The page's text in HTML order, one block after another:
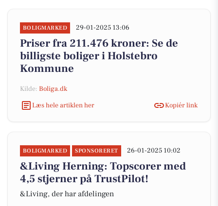
BOLIGMARKED 29-01-2025 13:06
Priser fra 211.476 kroner: Se de
billigste boliger i Holstebro
Kommune
Kilde: Boliga.dk
Læs hele artiklen her
Kopiér link
BOLIGMARKED SPONSORERET 26-01-2025 10:02
&Living Herning: Topscorer med
4,5 stjerner på TrustPilot!
&Living, der har afdelingen